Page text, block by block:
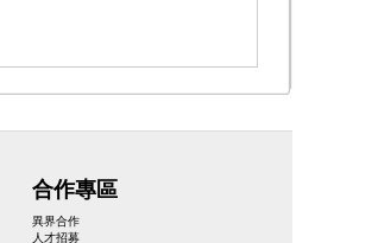
合作專區
異界合作
人才招募